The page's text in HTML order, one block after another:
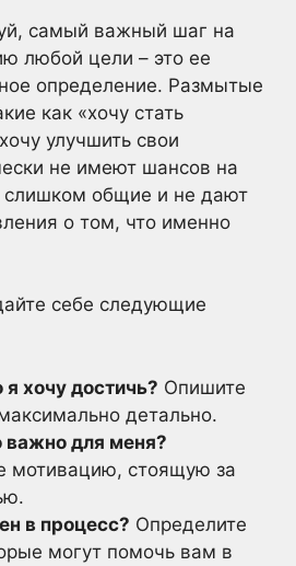
самый важный шаг на
любой цели – это ее
определение. Размытые
как «хочу стать
улучшить свои
не имеют шансов на
общие и не дают
о том, что именно
себе следующие
хочу достичь? Опишите
детально.
важно для меня?
мотивацию, стоящую за
в процесс? Определите
могут помочь вам в